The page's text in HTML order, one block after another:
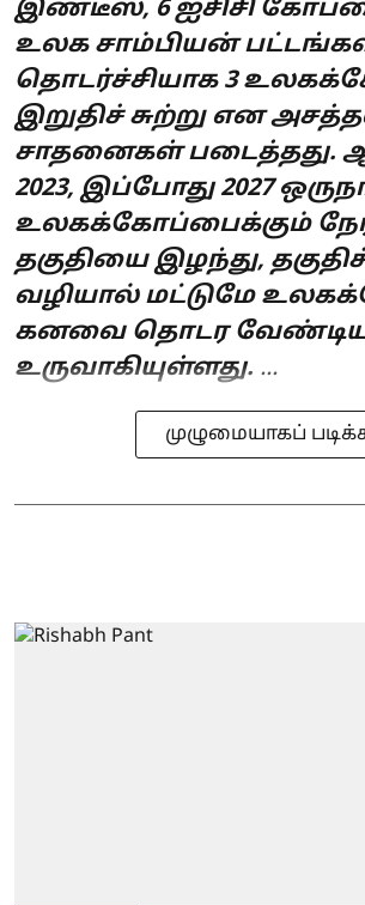
இண்டீஸ், 6 ஐசிசி
உலக சாம்பியன்
தொடர்ச்சியாக 3
இறுதிச் சுற்று என
சாதனைகள் படைத்தது.
2023, இப்போது 2027
உலகக்கோப்பைக்கும்
தகுதியை இழந்து,
வழியால் மட்டுமே
கனவை தொடர
உருவாகியுள்ளது. ...
முழுமையாகப்